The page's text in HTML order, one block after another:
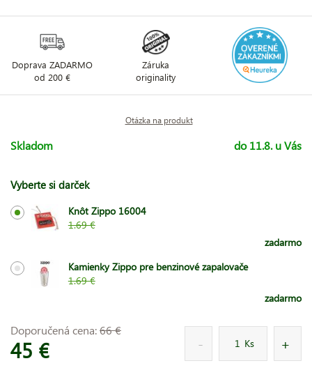
Doprava ZADARMO
od 200 €
Záruka
originality
Otázka na produkt
Skladom do 11.8. u Vás
Vyberte si darček
Knôt Zippo 16004
1.69 €
zadarmo
Kamienky Zippo pre benzinové zapalovače
1.69 €
zadarmo
Doporučená cena:66 €
45 € Ks